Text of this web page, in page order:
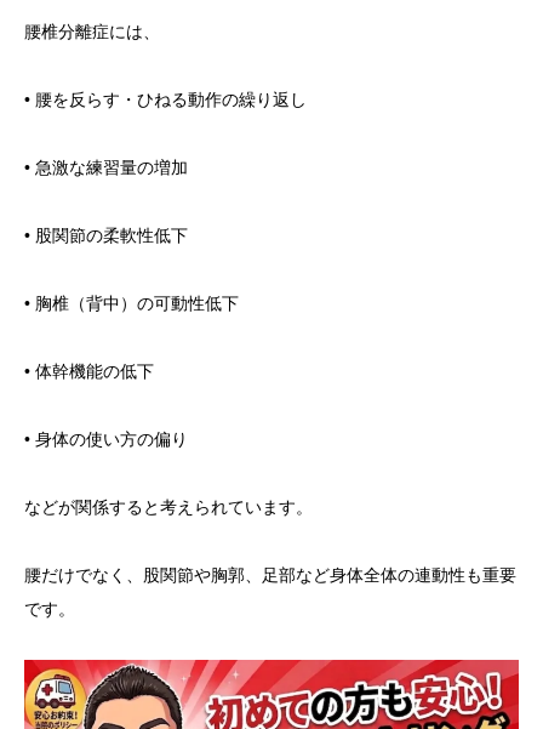
腰椎分離症には、
• 腰を反らす・ひねる動作の繰り返し
• 急激な練習量の増加
• 股関節の柔軟性低下
• 胸椎（背中）の可動性低下
• 体幹機能の低下
• 身体の使い方の偏り
などが関係すると考えられています。
腰だけでなく、股関節や胸郭、足部など身体全体の連動性も重要
です。